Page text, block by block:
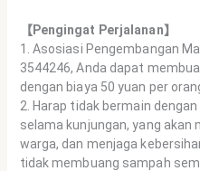
【Pengingat Perjalanan】
1. Asosiasi Pengembangan
3544246, Anda dapat
dengan biaya 50 yuan per
2. Harap tidak bermain
selama kunjungan, yang akan
warga, dan menjaga
tidak membuang sampah